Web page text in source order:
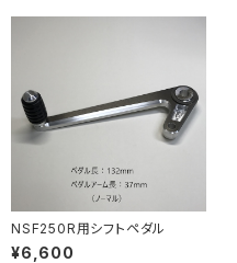
NSF250R用シフトペダル
¥6,600